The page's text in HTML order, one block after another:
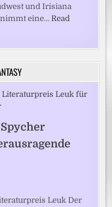
und Irisiana
eine…Read
Leuk Der